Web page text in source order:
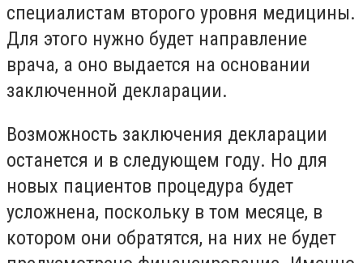
специалистам второго уровня медицины.
Для этого нужно будет направление
врача, а оно выдается на основании
заключенной декларации.
Возможность заключения декларации
останется и в следующем году. Но для
новых пациентов процедура будет
усложнена, поскольку в том месяце, в
котором они обратятся, на них не будет